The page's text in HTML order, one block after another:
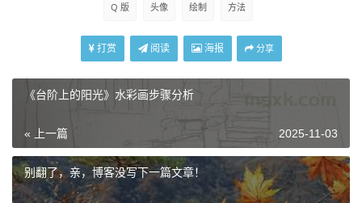
Q 版 头像 绘制 方法
打赏 阅读 海报 分享
《台阶上的阳光》水彩画步骤分析
« 上一篇 2025-11-03
别翻了，亲，博客没写下一篇文章！